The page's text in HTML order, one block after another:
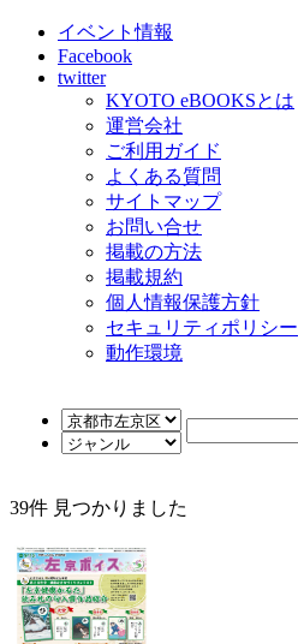
イベント情報
Facebook
twitter
KYOTO eBOOKSとは
運営会社
ご利用ガイド
よくある質問
サイトマップ
お問い合せ
掲載の方法
掲載規約
個人情報保護方針
セキュリティポリシー
動作環境
39件 見つかりました